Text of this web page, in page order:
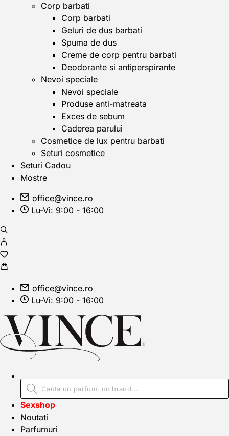
Corp barbati
Corp barbati
Geluri de dus barbati
Spuma de dus
Creme de corp pentru barbati
Deodorante si antiperspirante
Nevoi speciale
Nevoi speciale
Produse anti-matreata
Exces de sebum
Caderea parului
Cosmetice de lux pentru barbati
Seturi cosmetice
Seturi Cadou
Mostre
office@vince.ro
Lu-Vi: 9:00 - 16:00
office@vince.ro
Lu-Vi: 9:00 - 16:00
Sexshop
Noutati
Parfumuri